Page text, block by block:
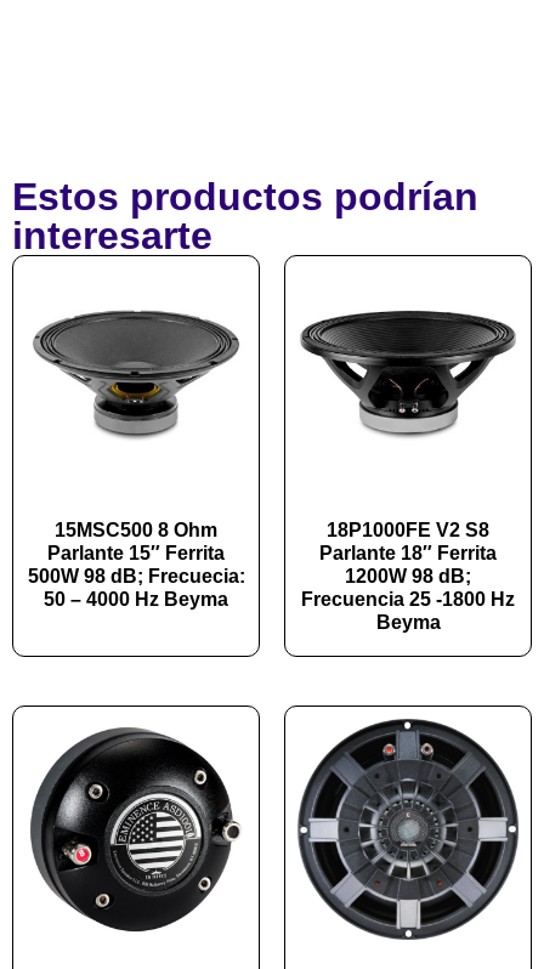
Estos productos podrían
interesarte
15MSC500 8 Ohm
Parlante 15″ Ferrita
500W 98 dB; Frecuecia:
50 – 4000 Hz Beyma
18P1000FE V2 S8
Parlante 18″ Ferrita
1200W 98 dB;
Frecuencia 25 -1800 Hz
Beyma